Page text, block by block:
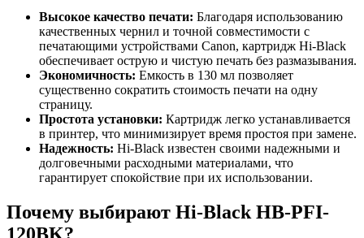
Высокое качество печати: Благодаря использованию
качественных чернил и точной совместимости с
печатающими устройствами Canon, картридж Hi-Black
обеспечивает острую и чистую печать без размазывания.
Экономичность: Емкость в 130 мл позволяет
существенно сократить стоимость печати на одну
страницу.
Простота установки: Картридж легко устанавливается
в принтер, что минимизирует время простоя при замене.
Надежность: Hi-Black известен своими надежными и
долговечными расходными материалами, что
гарантирует спокойствие при их использовании.
Почему выбирают Hi-Black HB-PFI-